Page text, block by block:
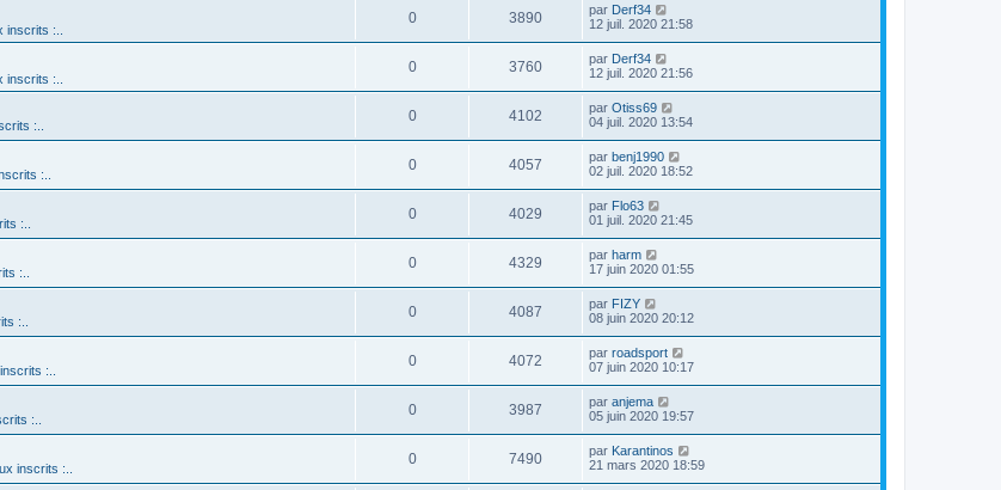
inscrits :..
0 3890 par Derf34
12 juil. 2020 21:58
inscrits :..
0 3760 par Derf34
12 juil. 2020 21:56
:..
0 4102 par Otiss69
04 juil. 2020 13:54
:..
0 4057 par benj1990
02 juil. 2020 18:52
:..
0 4029 par Flo63
01 juil. 2020 21:45
:..
0 4329 par harm
17 juin 2020 01:55
:..
0 4087 par FIZY
08 juin 2020 20:12
:..
0 4072 par roadsport
07 juin 2020 10:17
:..
0 3987 par anjema
05 juin 2020 19:57
inscrits :..
0 7490 par Karantinos
21 mars 2020 18:59